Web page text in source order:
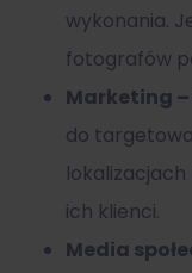
wykonania.
fotografów
Marketing –
do
ich klienci.
Media